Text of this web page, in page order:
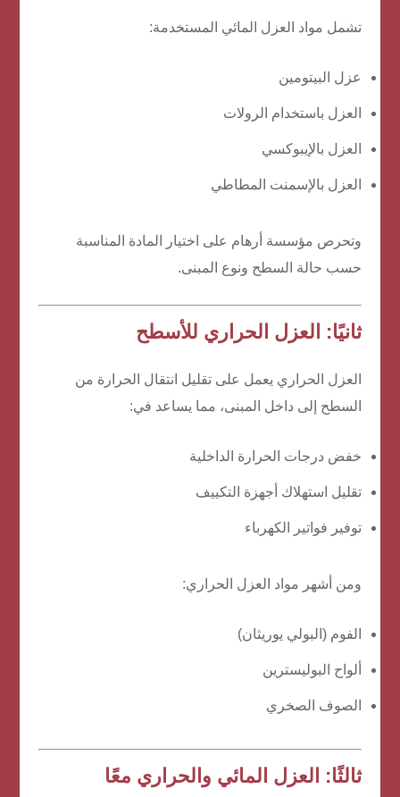
تشمل مواد العزل المائي المستخدمة:
عزل البيتومين
العزل باستخدام الرولات
العزل بالإيبوكسي
العزل بالإسمنت المطاطي
وتحرص مؤسسة أرهام على اختيار المادة المناسبة
حسب حالة السطح ونوع المبنى.
ثانيًا: العزل الحراري للأسطح
العزل الحراري يعمل على تقليل انتقال الحرارة من
السطح إلى داخل المبنى، مما يساعد في:
خفض درجات الحرارة الداخلية
تقليل استهلاك أجهزة التكييف
توفير فواتير الكهرباء
ومن أشهر مواد العزل الحراري:
الفوم (البولي يوريثان)
ألواح البوليسترين
الصوف الصخري
ثالثًا: العزل المائي والحراري معًا